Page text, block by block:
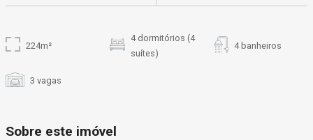
224m²
4 dormitórios (4
suítes)
4 banheiros
3 vagas
Sobre este imóvel